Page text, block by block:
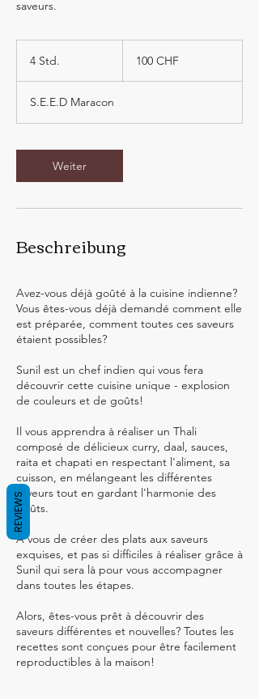
saveurs.
4 Std.
d
.
Franken
100 CHF
S.E.E.D Maracon
Weiter
Beschreibung
Avez-vous déjà goûté à la cuisine indienne?
Vous êtes-vous déjà demandé comment elle
est préparée, comment toutes ces saveurs
étaient possibles?
Sunil est un chef indien qui vous fera
découvrir cette cuisine unique - explosion
de couleurs et de goûts!
Il vous apprendra à réaliser un Thali
composé de délicieux curry, daal, sauces,
raita et chapati en respectant l'aliment, sa
cuisson, en mélangeant les différentes
saveurs tout en gardant l'harmonie des
goûts.
A vous de créer des plats aux saveurs
exquises, et pas si difficiles à réaliser grâce à
Sunil qui sera là pour vous accompagner
dans toutes les étapes.
Alors, êtes-vous prêt à découvrir des
saveurs différentes et nouvelles? Toutes les
recettes sont conçues pour être facilement
reproductibles à la maison!
REVIEWS